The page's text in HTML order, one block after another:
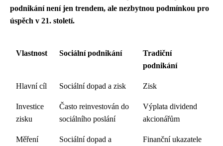
podnikání není jen trendem, ale nezbytnou podmínkou pro
úspěch v 21. století.
Vlastnost Sociální podnikání
Tradiční
podnikání
Hlavní cíl Sociální dopad a zisk Zisk
Investice
zisku
Často reinvestován do
sociálního poslání
Výplata dividend
akcionářům
Měření
Sociální dopad a
Finanční ukazatele